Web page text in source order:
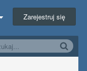
Zarejestruj się